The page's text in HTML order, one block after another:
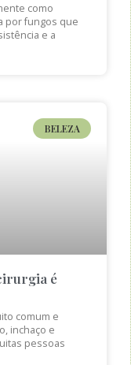
como
por fungos que
e a
BELEZA
é
comum e
inchaço e
pessoas